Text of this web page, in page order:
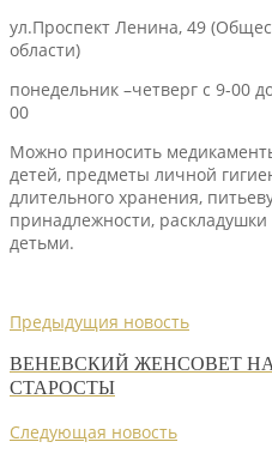
ул.Проспект Ленина, 49
области)
понедельник –четверг с 9-00
00
Можно приносить
детей, предметы личной
длительного хранения,
принадлежности,
детьми.
Предыдущия новость
ВЕНЕВСКИЙ ЖЕНСОВЕТ
СТАРОСТЫ
Следующая новость